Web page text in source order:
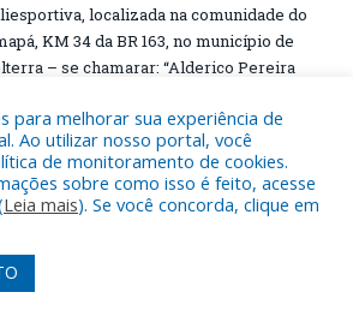
localizada na comunidade do
KM 34 da BR 163, no município de
– se chamarar: “Alderico Pereira
DA 47ª SESSÃO ORDINÁRIA, DE 26
ABRIL DE 2022
DA 46ª SESSÃO ORDINÁRIA, DE 19 DE
DE 2022
DA 46ª SESSÃO ORDINÁRIA, DE 19
ABRIL DE 2022
para melhorar sua experiência de
Ao utilizar nosso portal, você
de monitoramento de cookies.
sobre como isso é feito, acesse
Leia mais). Se você concorda, clique em